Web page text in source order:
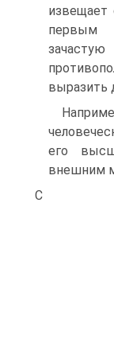
первым
выразить
его
внешним
С